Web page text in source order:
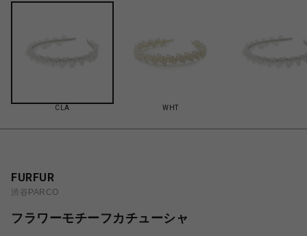
CLA WHT
FURFUR
渋谷PARCO
フラワーモチーフカチューシャ